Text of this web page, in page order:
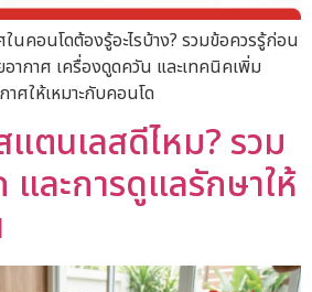
นคอนโดต้องรู้อะไรบ้าง? รวมข้อควรรู้ก่อน
อากาศ เครื่องดูดควัน และเทคนิคเพิ่ม
าศให้เหมาะกับคอนโด
แตนเลสดีไหม? รวม
และการดูแลรักษาให้